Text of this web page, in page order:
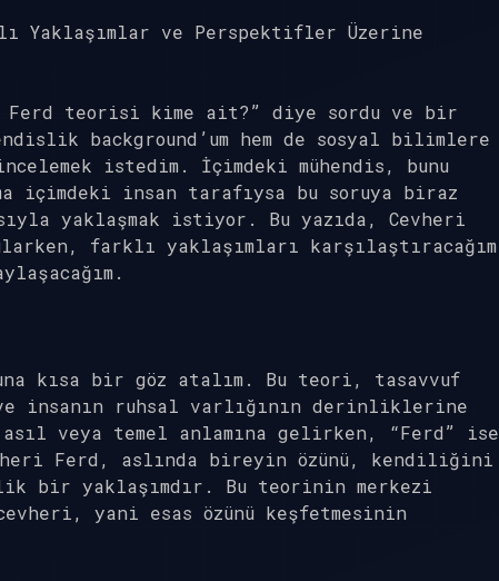
Yaklaşımlar ve Perspektifler Üzerine
Ferd teorisi kime ait?” diye sordu ve bir
background’um hem de sosyal bilimlere
istedim. İçimdeki mühendis, bunu
içimdeki insan tarafıysa bu soruya biraz
yaklaşmak istiyor. Bu yazıda, Cevheri
farklı yaklaşımları karşılaştıracağım
kısa bir göz atalım. Bu teori, tasavvuf
insanın ruhsal varlığının derinliklerine
veya temel anlamına gelirken, “Ferd” ise
Ferd, aslında bireyin özünü, kendiliğini
bir yaklaşımdır. Bu teorinin merkezi
yani esas özünü keşfetmesinin